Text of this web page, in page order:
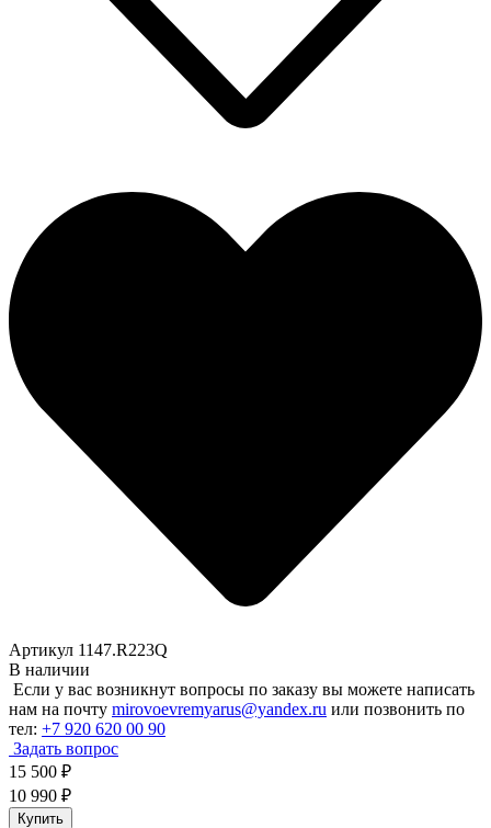
Артикул 1147.R223Q
В наличии
Если у вас возникнут вопросы по заказу вы можете написать
нам на почту mirovoevremyarus@yandex.ru или позвонить по
тел: +7 920 620 00 90
Задать вопрос
15 500 ₽
10 990 ₽
Купить